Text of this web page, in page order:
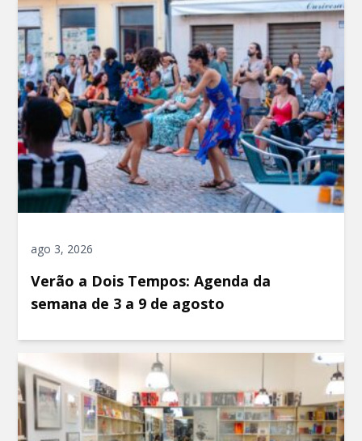
ago 3, 2026
Verão a Dois Tempos: Agenda da
semana de 3 a 9 de agosto